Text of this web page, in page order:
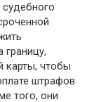
карты, чтобы
штрафов
того, они